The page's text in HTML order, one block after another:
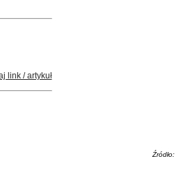
link / artykuł
Źródło: